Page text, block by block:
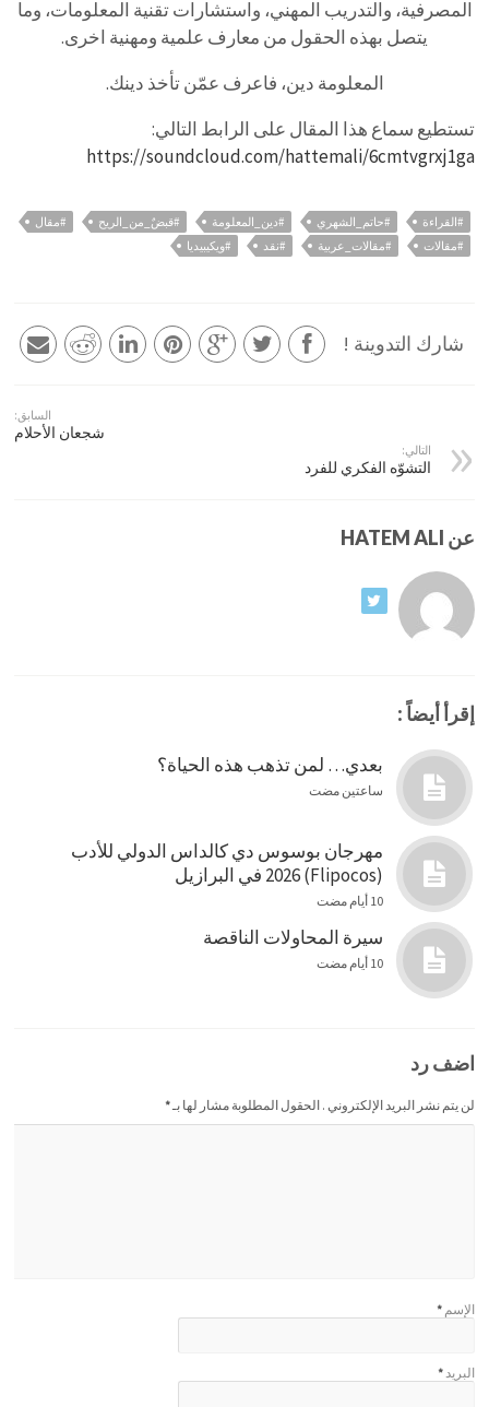
المصرفية، والتدريب المهني، واستشارات تقنية المعلومات، وما
يتصل بهذه الحقول من معارف علمية ومهنية اخرى.
المعلومة دين، فاعرف عمّن تأخذ دينك.
تستطيع سماع هذا المقال على الرابط التالي:
https://soundcloud.com/hattemali/6cmtvgrxj1ga
#القراءة #حاتم_الشهري #دين_المعلومة #قبضٌ_من_الريح
#مقال
#مقالات
#مقالات_عربية #نقد #ويكيبيديا
شارك التدوينة !
السابق:
شجعان الأحلام
التالي:
التشوّه الفكري للفرد
عن HATEM ALI
إقرأ أيضاً :
بعدي… لمن تذهب هذه الحياة؟
ساعتين مضت
مهرجان بوسوس دي كالداس الدولي للأدب
(Flipocos) 2026 في البرازيل
10 أيام مضت
سيرة المحاولات الناقصة
10 أيام مضت
اضف رد
لن يتم نشر البريد الإلكتروني . الحقول المطلوبة مشار لها بـ*
الإسم *
البريد*